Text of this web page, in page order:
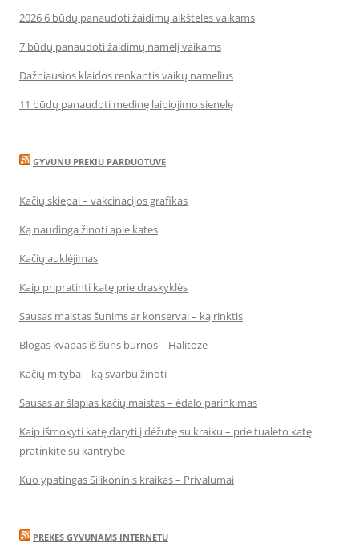
2026 6 būdų panaudoti žaidimų aikšteles vaikams
7 būdų panaudoti žaidimų namelį vaikams
Dažniausios klaidos renkantis vaikų namelius
11 būdų panaudoti medinę laipiojimo sienelę
GYVUNU PREKIU PARDUOTUVE
Kačių skiepai – vakcinacijos grafikas
Ką naudinga žinoti apie kates
Kačių auklėjimas
Kaip pripratinti katę prie draskyklės
Sausas maistas šunims ar konservai – ką rinktis
Blogas kvapas iš šuns burnos – Halitozė
Kačių mityba – ką svarbu žinoti
Sausas ar šlapias kačių maistas – ėdalo parinkimas
Kaip išmokyti katę daryti į dėžutę su kraiku – prie tualeto katę
pratinkite su kantrybe
Kuo ypatingas Silikoninis kraikas – Privalumai
PREKES GYVUNAMS INTERNETU